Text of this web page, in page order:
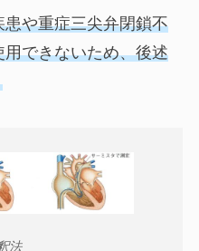
や重症三尖弁閉鎖不
できないため、後述
法